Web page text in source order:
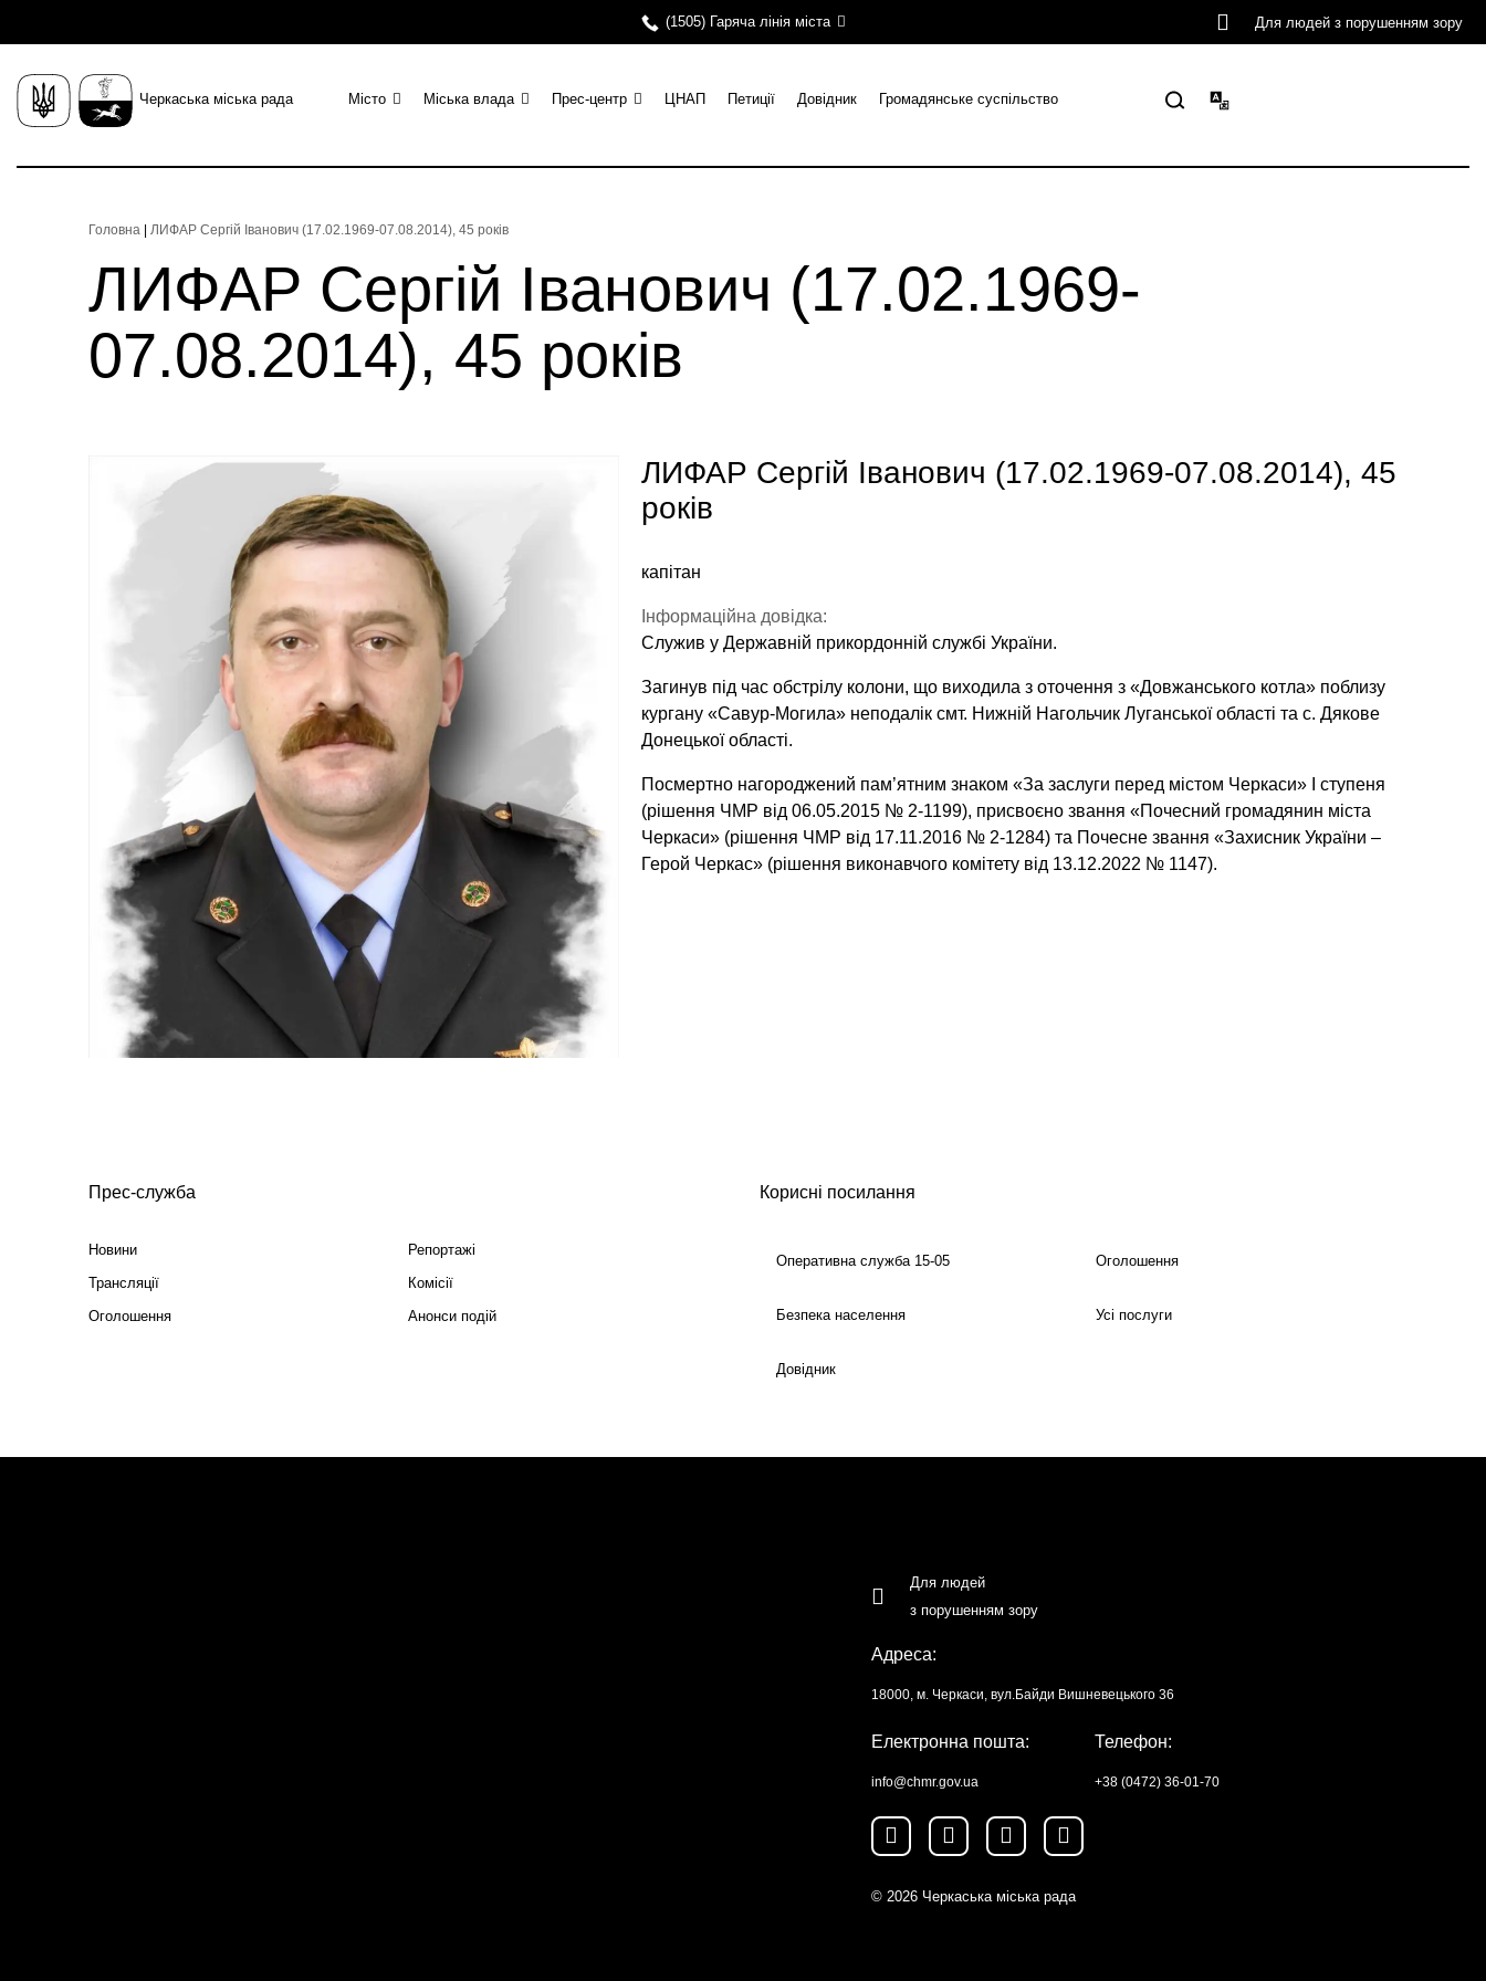
(1505) Гаряча лінія міста Для людей з порушенням зору
Черкаська міська рада Місто Міська влада Прес-центр ЦНАП Петиції Довідник Громадянське суспільство
Головна ЛИФАР Сергій Іванович (17.02.1969-07.08.2014), 45 років
ЛИФАР Сергій Іванович (17.02.1969-
07.08.2014), 45 років
ЛИФАР Сергій Іванович (17.02.1969-07.08.2014), 45
років
капітан
Інформаційна довідка:
Служив у Державній прикордонній службі України.
Загинув під час обстрілу колони, що виходила з оточення з «Довжанського котла» поблизу
кургану «Савур-Могила» неподалік смт. Нижній Нагольчик Луганської області та с. Дякове
Донецької області.
Посмертно нагороджений пам’ятним знаком «За заслуги перед містом Черкаси» I ступеня
(рішення ЧМР від 06.05.2015 № 2-1199), присвоєно звання «Почесний громадянин міста
Черкаси» (рішення ЧМР від 17.11.2016 № 2-1284) та Почесне звання «Захисник України –
Герой Черкас» (рішення виконавчого комітету від 13.12.2022 № 1147).
Прес-служба
Новини
Репортажі
Трансляції
Комісії
Оголошення
Анонси подій
Корисні посилання
Оперативна служба 15-05 Оголошення
Безпека населення Усі послуги
Довідник
Для людей
з порушенням зору
Адреса:
18000, м. Черкаси, вул.Байди Вишневецького 36
Електронна пошта:
info@chmr.gov.ua
Телефон:
+38 (0472) 36-01-70
© 2026 Черкаська міська рада